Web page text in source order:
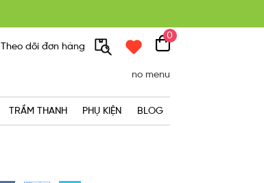
Theo dõi đơn hàng
0
no menu
TRẦM THANH PHỤ KIỆN BLOG